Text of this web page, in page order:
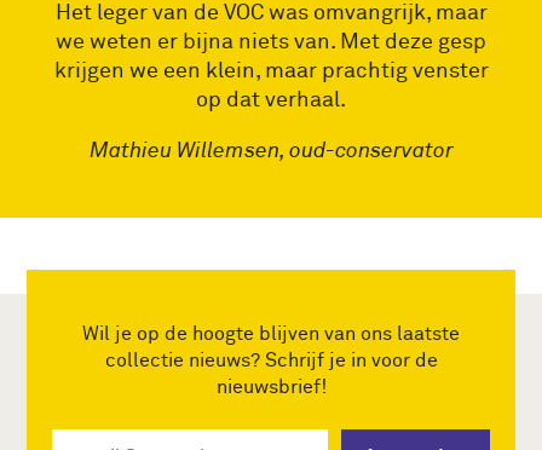
Het leger van de VOC was omvangrijk, maar
we weten er bijna niets van. Met deze gesp
krijgen we een klein, maar prachtig venster
op dat verhaal.
Mathieu Willemsen, oud-conservator
Wil je op de hoogte blijven van ons laatste
collectie nieuws? Schrijf je in voor de
nieuwsbrief!